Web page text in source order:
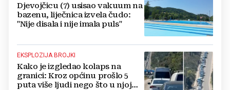
Djevojčicu (7) usisao vakuum na
bazenu, liječnica izvela čudo:
"Nije disala i nije imala puls"
EKSPLOZIJA BROJKI
Kako je izgledao kolaps na
granici: Kroz općinu prošlo 5
puta više ljudi nego što u njoj